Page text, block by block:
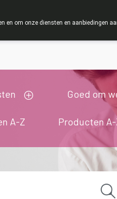
Goed om
A-Z Producten
en om onze diensten en aanbiedingen